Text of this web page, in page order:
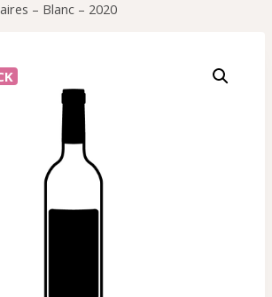
– Blanc – 2020